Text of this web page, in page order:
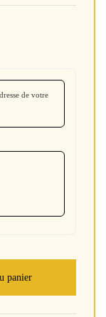
de votre
panier